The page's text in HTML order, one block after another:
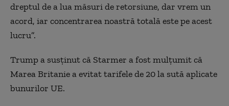
dreptul de a lua măsuri de retorsiune, dar vrem un
acord, iar concentrarea noastră totală este pe acest
lucru”.
Trump a susținut că Starmer a fost mulțumit că
Marea Britanie a evitat tarifele de 20 la sută aplicate
bunurilor UE.